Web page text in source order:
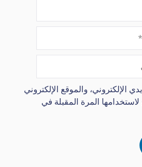
الإلكتروني، والموقع الإلكتروني
المرة المقبلة في